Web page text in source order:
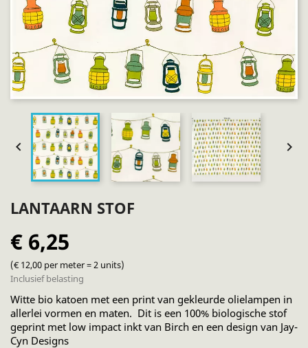
 
LANTAARN STOF
€ 6,25
(€ 12,00 per meter = 2 units)
Inclusief belasting
Witte bio katoen met een print van gekleurde olielampen in
allerlei vormen en maten. Dit is een 100% biologische stof
geprint met low impact inkt van Birch en een design van Jay-
Cyn Designs